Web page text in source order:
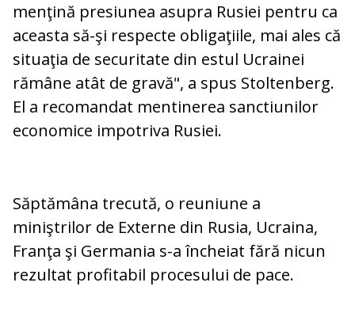
menţină presiunea asupra Rusiei pentru ca
aceasta să-şi respecte obligaţiile, mai ales că
situaţia de securitate din estul Ucrainei
rămâne atât de gravă", a spus Stoltenberg.
El a recomandat mentinerea sanctiunilor
economice impotriva Rusiei.
Săptămâna trecută, o reuniune a
miniştrilor de Externe din Rusia, Ucraina,
Franţa şi Germania s-a încheiat fără nicun
rezultat profitabil procesului de pace.